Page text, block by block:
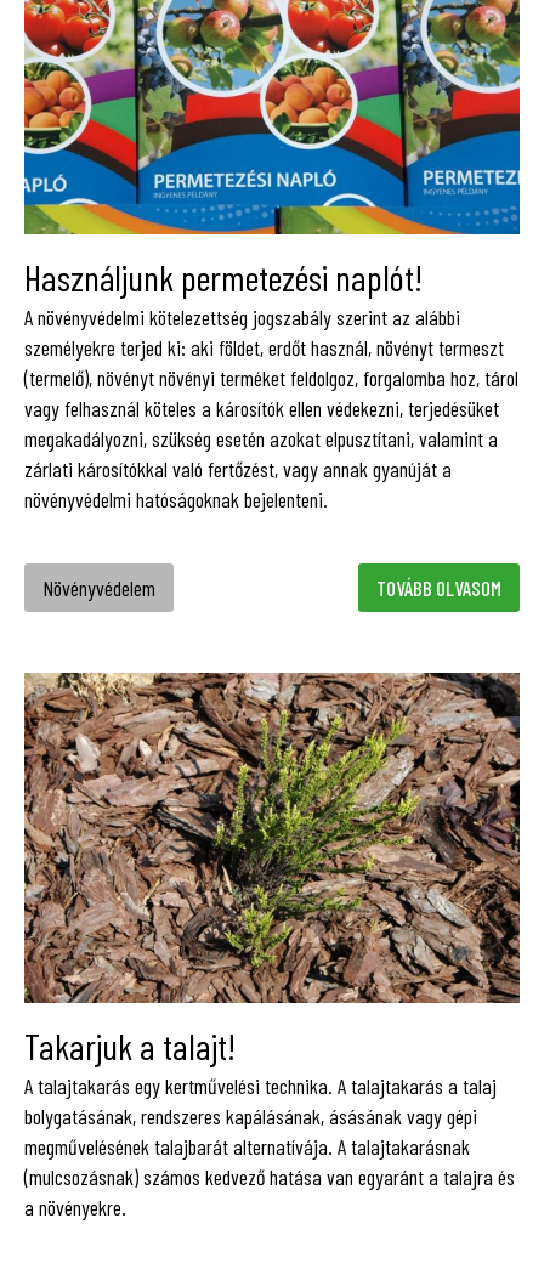
Használjunk permetezési naplót!
A növényvédelmi kötelezettség jogszabály szerint az alábbi
személyekre terjed ki: aki földet, erdőt használ, növényt termeszt
(termelő), növényt növényi terméket feldolgoz, forgalomba hoz, tárol
vagy felhasznál köteles a károsítók ellen védekezni, terjedésüket
megakadályozni, szükség esetén azokat elpusztítani, valamint a
zárlati károsítókkal való fertőzést, vagy annak gyanúját a
növényvédelmi hatóságoknak bejelenteni.
Növényvédelem TOVÁBB OLVASOM
Takarjuk a talajt!
A talajtakarás egy kertművelési technika. A talajtakarás a talaj
bolygatásának, rendszeres kapálásának, ásásának vagy gépi
megművelésének talajbarát alternatívája. A talajtakarásnak
(mulcsozásnak) számos kedvező hatása van egyaránt a talajra és
a növényekre.